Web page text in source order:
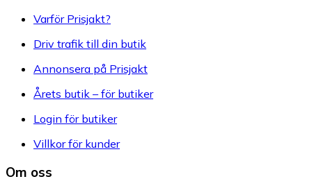
Varför Prisjakt?
Driv trafik till din butik
Annonsera på Prisjakt
Årets butik – för butiker
Login för butiker
Villkor för kunder
Om oss